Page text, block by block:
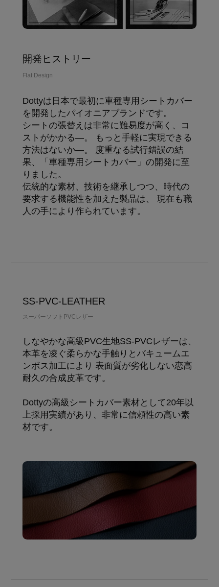
開発ヒストリー
Flat Design
Dottyは日本で最初に車種専用シートカバー
を開発したパイオニアブランドです。
シートの張替えは非常に難易度が高く、コ
ストがかかる―。 もっと手軽に実現できる
方法はないか―。 度重なる試行錯誤の結
果、「車種専用シートカバー」の開発に至
りました。
伝統的な素材、技術を継承しつつ、時代の
要求する機能性を加えた製品は、 現在も職
人の手により作られています。
SS-PVC-LEATHER
スーパーソフトPVCレザー
しなやかな高級PVC生地SS-PVCレザーは、
本革を凌ぐ柔らかな手触りとバキュームエ
ンボス加工により 表面質が劣化しない恋高
耐久の合成皮革です。
Dottyの高級シートカバー素材として20年以
上採用実績があり、非常に信頼性の高い素
材です。